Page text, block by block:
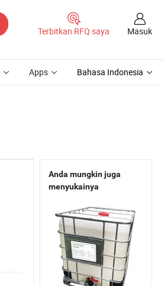
Terbitkan RFQ saya Masuk
Apps Bahasa Indonesia
Anda mungkin juga
menyukainya